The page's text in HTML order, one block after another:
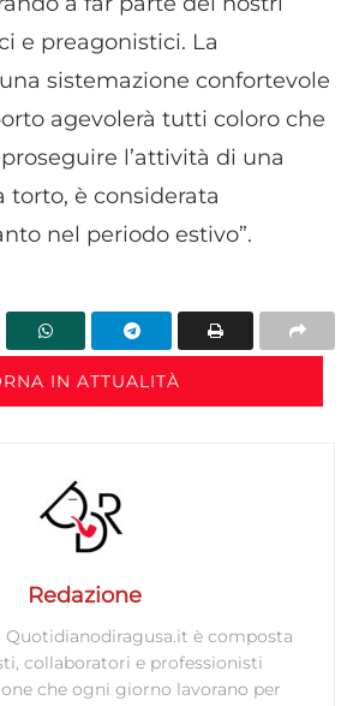
e preagonistici. La
sistemazione confortevole
agevolerà tutti coloro che
l’attività di una
torto, è considerata
nel periodo estivo”.
IN ATTUALITÀ
Redazione
Quotidianodiragusa.it è composta
collaboratori e professionisti
che ogni giorno lavorano per